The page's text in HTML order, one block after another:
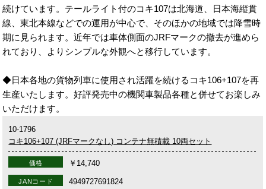
続けています。テールライト付のコキ107は北海道、日本海縦貫
線、東北本線などでの運用が中心で、そのほかの地域では降雪時
期に見られます。近年では車体側面のJRFマークの撤去が進めら
れており、よりシンプルな外観へと移行しています。
◆日本各地の貨物列車に使用され活躍を続けるコキ106+107を再
生産いたします。好評発売中の機関車製品各種と併せてお楽しみ
いただけます。
10-1796
コキ106+107 (JRFマークなし) コンテナ無積載 10両セット
価格 ￥14,740
JANコード 4949727691824